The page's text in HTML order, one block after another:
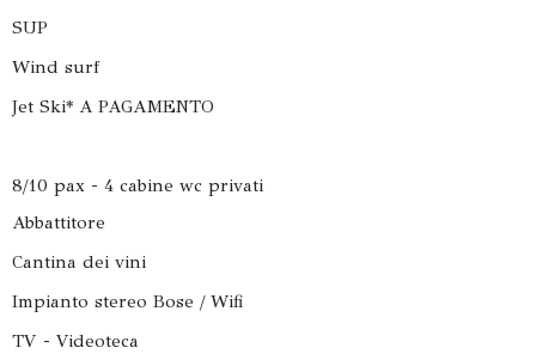
SUP
Wind surf
Jet Ski* A PAGAMENTO
8/10 pax - 4 cabine wc privati
Abbattitore
Cantina dei vini
Impianto stereo Bose / Wifi
TV - Videoteca